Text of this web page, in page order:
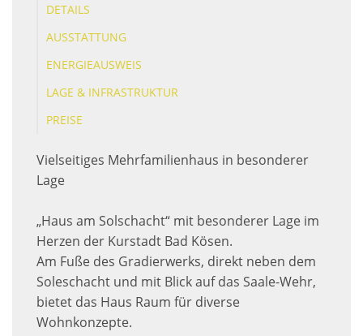
DETAILS
AUSSTATTUNG
ENERGIEAUSWEIS
LAGE & INFRASTRUKTUR
PREISE
Vielseitiges Mehrfamilienhaus in besonderer
Lage
„Haus am Solschacht“ mit besonderer Lage im
Herzen der Kurstadt Bad Kösen.
Am Fuße des Gradierwerks, direkt neben dem
Soleschacht und mit Blick auf das Saale-Wehr,
bietet das Haus Raum für diverse
Wohnkonzepte.